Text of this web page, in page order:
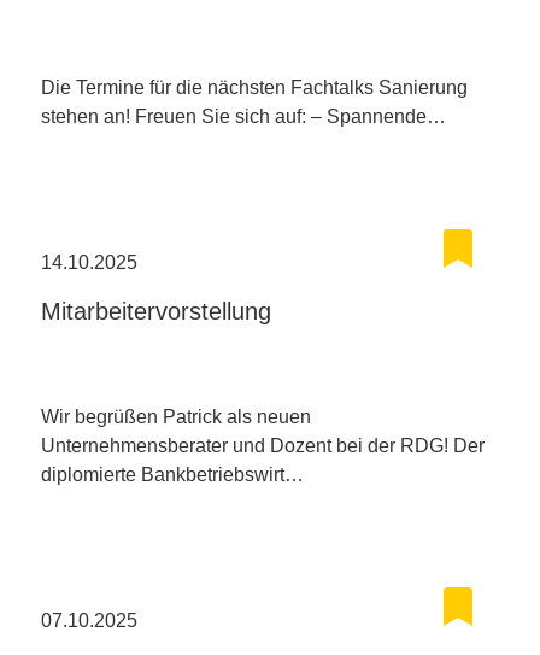
Die Termine für die nächsten Fachtalks Sanierung
stehen an! Freuen Sie sich auf: – Spannende…
14.10.2025
Mitarbeitervorstellung
Wir begrüßen Patrick als neuen
Unternehmensberater und Dozent bei der RDG! Der
diplomierte Bankbetriebswirt…
07.10.2025